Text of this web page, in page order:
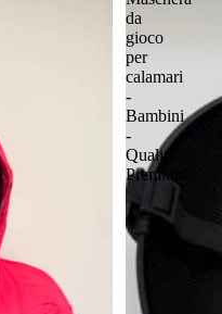
da
gioco
per
calamari
-
Bambini
-
Qualità
Premium